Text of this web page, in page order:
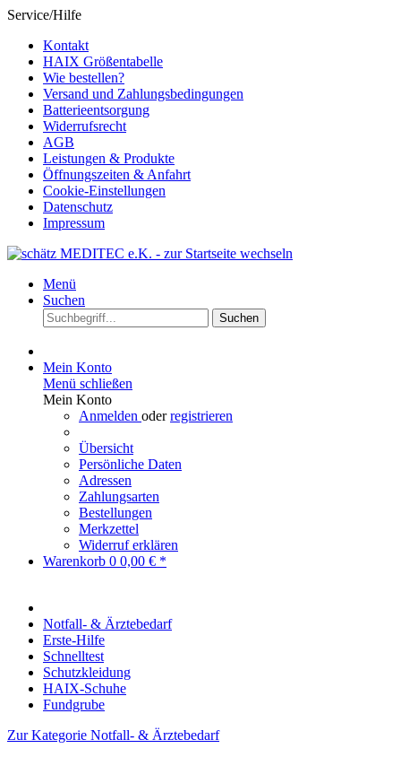
Service/Hilfe
Kontakt
HAIX Größentabelle
Wie bestellen?
Versand und Zahlungsbedingungen
Batterieentsorgung
Widerrufsrecht
AGB
Leistungen & Produkte
Öffnungszeiten & Anfahrt
Cookie-Einstellungen
Datenschutz
Impressum
Menü
Suchen
Suchen
Mein Konto
Menü schließen
Mein Konto
Anmelden oderregistrieren
Übersicht
Persönliche Daten
Adressen
Zahlungsarten
Bestellungen
Merkzettel
Widerruf erklären
Warenkorb 0 0,00 € *
Notfall- & Ärztebedarf
Erste-Hilfe
Schnelltest
Schutzkleidung
HAIX-Schuhe
Fundgrube
Zur Kategorie Notfall- & Ärztebedarf